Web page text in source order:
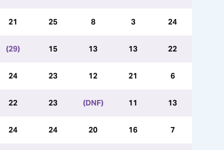
21 25 8 3 24
(29) 15 13 13 22
24 23 12 21 6
22 23 (DNF) 11 13
24 24 20 16 7